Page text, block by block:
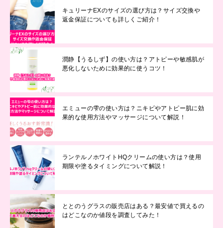
キュリーナEXのサイズの選び方は？サイズ交換や
返金保証についても詳しくご紹介！
潤静【うるしず】の使い方は？アトピーや敏感肌が
悪化しないために効果的に使うコツ！
エミューの雫の使い方は？ニキビやアトピー肌に効
果的な使用方法やマッサージについて解説！
ランテルノホワイトHQクリームの使い方は？使用
期限や塗るタイミングについて解説！
ととのうグラスの販売店はある？最安値で買えるの
はどこなのか値段を調査してみた！